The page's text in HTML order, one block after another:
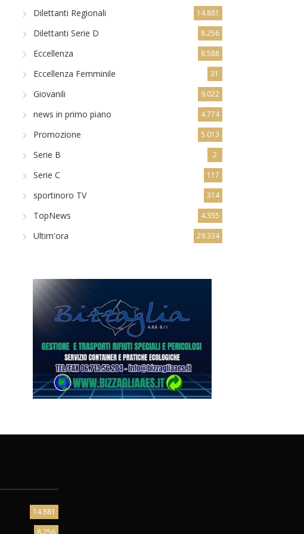
Dilettanti Regionali 14.881
Dilettanti Serie D 8.256
Eccellenza 8.588
Eccellenza Femminile 31
Giovanili 9.022
news in primo piano 4.774
Promozione 5.013
Serie B 2
Serie C 117
sportinoro TV 314
TopNews 4.355
Ultim'ora 29.334
14.881
8.256